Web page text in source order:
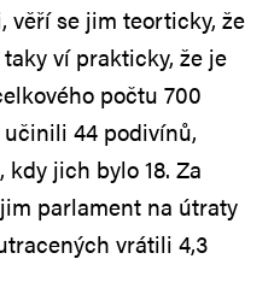
věří se jim teorticky, že
ví prakticky, že je
počtu 700
44 podivínů,
jich bylo 18. Za
parlament na útraty
vrátili 4,3